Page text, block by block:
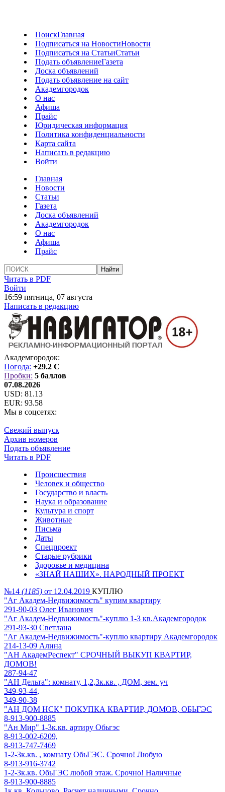
ПоискГлавная
Подписаться на НовостиНовости
Подписаться на СтатьиСтатьи
Подать объявлениеГазета
Доска объявлений
Подать объявление на сайт
Академгородок
О нас
Афиша
Прайс
Юридическая информация
Политика конфиденциальности
Карта сайта
Написать в редакцию
Войти
Главная
Новости
Статьи
Газета
Доска объявлений
Академгородок
О нас
Афиша
Прайс
Читать в PDF
Войти
16:59 пятница, 07 августа
Написать в редакцию
Академгородок:
Погода: +29.2 C
Пробки: 5 баллов
07.08.2026
USD: 81.13
EUR: 93.58
Мы в соцсетях:
Свежий выпуск
Архив номеров
Подать объявление
Читать в PDF
Происшествия
Человек и общество
Государство и власть
Наука и образование
Культура и спорт
Животные
Письма
Даты
Спецпроект
Старые рубрики
Здоровье и медицина
«ЗНАЙ НАШИХ». НАРОДНЫЙ ПРОЕКТ
№14 (1185) от 12.04.2019 КУПЛЮ
"Аг Академ-Недвижимость" купим квартиру
291-90-03 Олег Иванович
"Аг Академ-Недвижимость"-куплю 1-3 кв.Академгородок
291-93-30 Светлана
"Аг Академ-Недвижимость"-куплю квартиру Академгородок
214-13-09 Алина
"АН АкадемРеспект" СРОЧНЫЙ ВЫКУП КВАРТИР,
ДОМОВ!
287-94-47
"АН Дельта": комнату, 1,2,3к.кв. , ДОМ, зем. уч
349-93-44,
349-90-38
"АН ДОМ НСК" ПОКУПКА КВАРТИР, ДОМОВ, ОБЬГЭС
8-913-900-8885
"Ан Мир" 1-3к.кв. артиру Обьгэс
8-913-002-6209,
8-913-747-7469
1-2-3к.кв. , комнату ОбьГЭС. Срочно! Любую
8-913-916-3742
1-2-3к.кв. ОбьГЭС любой этаж. Срочно! Наличные
8-913-900-8885